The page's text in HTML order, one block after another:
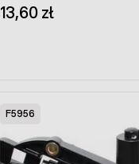
13,60 zł
F5956